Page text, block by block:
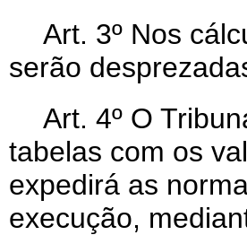
Art. 3º Nos
serão
Art. 4º O
tabelas com os
expedirá as
execução,